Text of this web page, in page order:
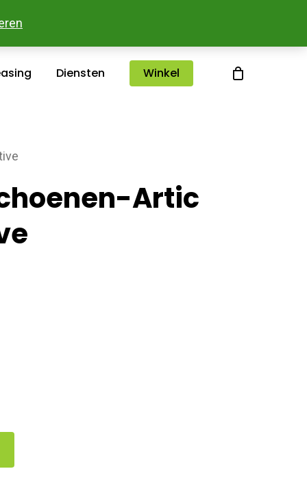
Diensten Winkel
Artic